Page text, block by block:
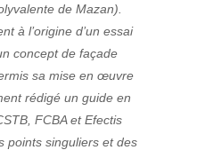
de Mazan).
à l’origine d’un essai
concept de façade
sa mise en œuvre
rédigé un guide en
FCBA et Efectis
points singuliers et des